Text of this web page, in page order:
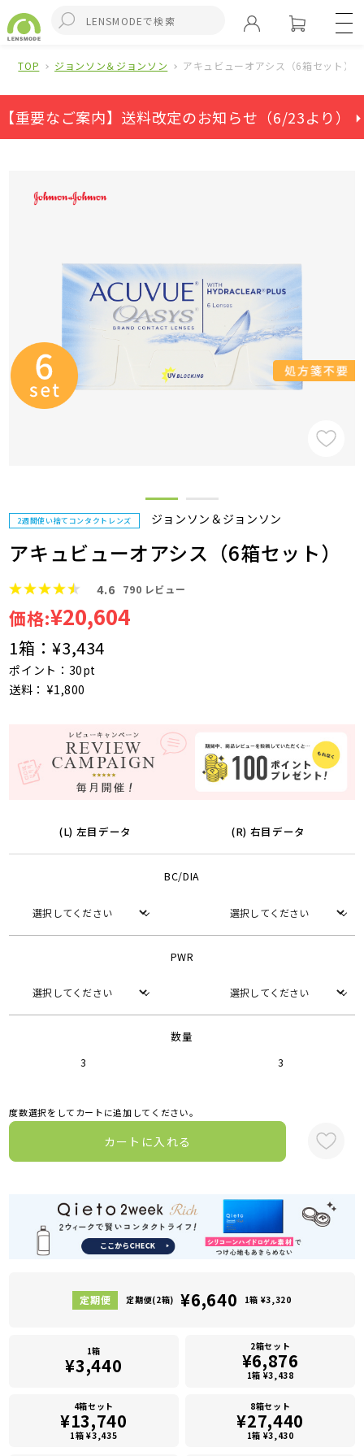
TOP ジョンソン＆ジョンソン アキュビューオアシス（6箱セット）
【重要なご案内】送料改定のお知らせ（6/23より） ⏵
2週間使い捨てコンタクトレンズ ジョンソン＆ジョンソン
アキュビューオアシス（6箱セット）
4.6 790 レビュー
価格:¥20,604
1箱：¥3,434
ポイント：30pt
送料： ¥1,800
(L) 左目データ (R) 右目データ
BC/DIA
PWR
数量
3 3
度数選択をしてカートに追加してください。
カートに入れる
定期便(2箱) ¥6,640 1箱 ¥3,320
1箱
¥3,440
2箱セット
¥6,876
1箱 ¥3,438
4箱セット
¥13,740
1箱 ¥3,435
8箱セット
¥27,440
1箱 ¥3,430